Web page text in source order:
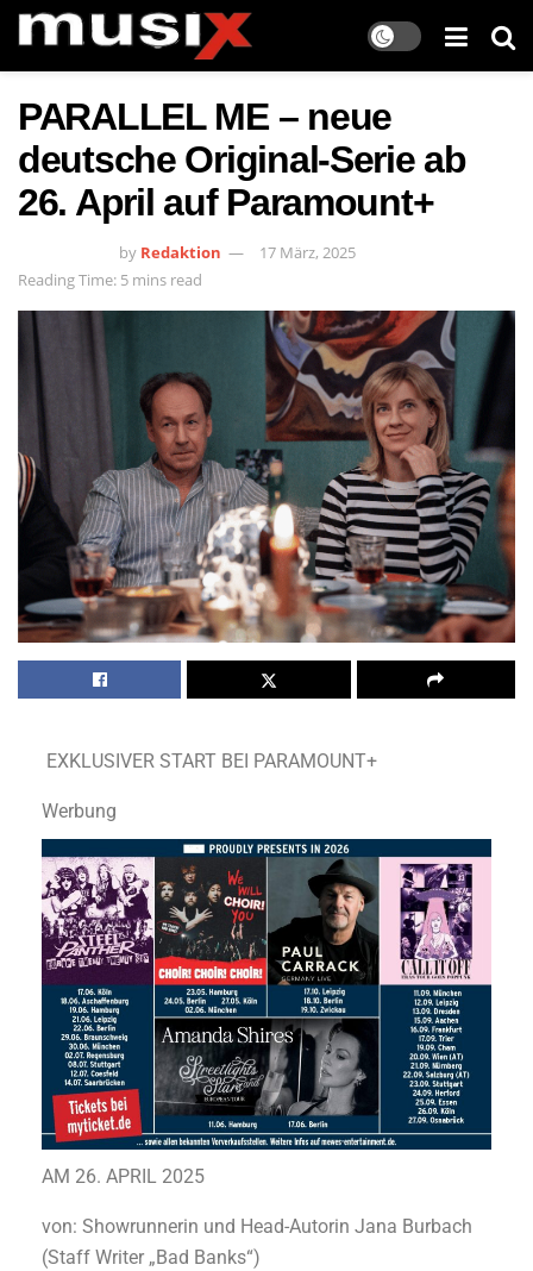
PARALLEL ME – neue
deutsche Original-Serie ab
26. April auf Paramount+
by Redaktion
17 März, 2025
Reading Time: 5 mins read
EXKLUSIVER START BEI PARAMOUNT+
Werbung
AM 26. APRIL 2025
von: Showrunnerin und Head-Autorin Jana Burbach
(Staff Writer „Bad Banks“)